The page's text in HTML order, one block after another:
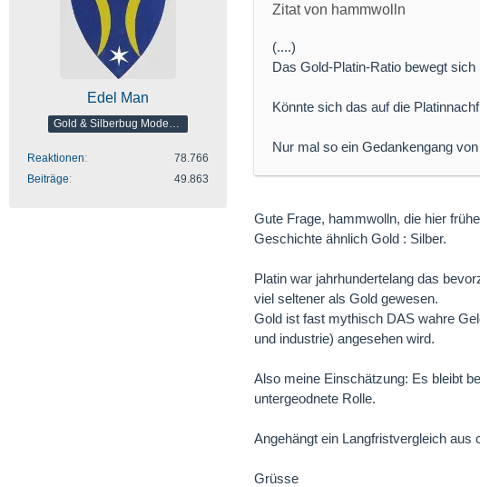
Edel Man
Reaktionen
78.766
Beiträge
49.863
Zitat von hammwolln
(....)
Das Gold-Platin-Ratio bewegt
Könnte sich das auf die
Nur mal so ein Gedankengang
Gute Frage, hammwolln, die hier
Geschichte ähnlich Gold : Silber.
Platin war jahrhundertelang das
viel seltener als Gold gewesen.
Gold ist fast mythisch DAS wahre
und industrie) angesehen wird.
Also meine Einschätzung: Es bleibt
untergeodnete Rolle.
Angehängt ein Langfristvergleich aus
Grüsse